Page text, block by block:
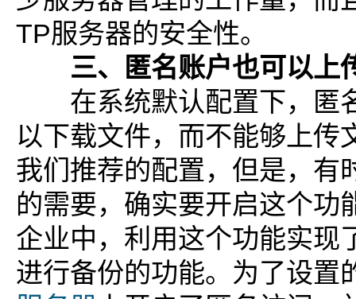
TP服务器的安全性。
三、匿名账户也可以上
在系统默认配置下，匿
以下载文件，而不能够上传
我们推荐的配置，但是，有
的需要，确实要开启这个功
企业中，利用这个功能实现
进行备份的功能。为了设置